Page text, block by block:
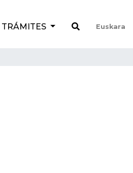
TRÁMITES Euskara